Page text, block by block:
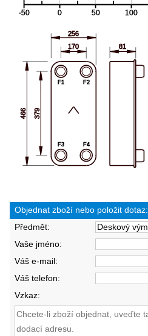
Objednat zboží nebo položit dotaz:
Předmět:
Vaše jméno:
Váš e-mail:
Váš telefon:
Vzkaz: